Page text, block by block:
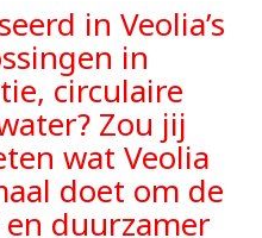
in Veolia’s
in
circulaire
Zou jij
wat Veolia
doet om de
duurzamer